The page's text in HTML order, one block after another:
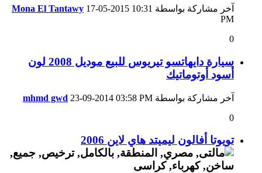
آخر مشاركة بواسطة Mona El Tantawy 17-05-2015 10:31
PM
0
سيارة دايهاتسو تيريوس للبيع موديل 2008 لون
أسود أوتوماتيك
آخر مشاركة بواسطة mhmd gwd 23-09-2014 03:58 PM
0
تويوتا أفالون ليميتد هاي لاين 2006